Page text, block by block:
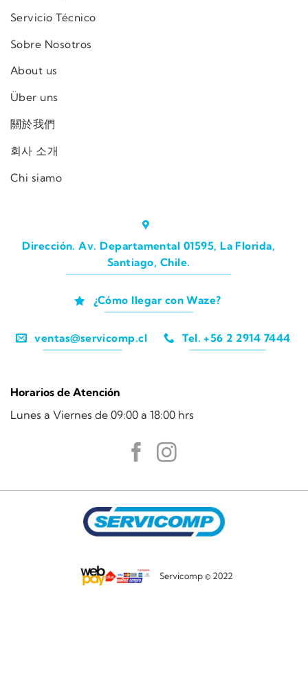
Servicio Técnico
Sobre Nosotros
About us
Über uns
關於我們
회사 소개
Chi siamo
Dirección. Av. Departamental 01595, La Florida,
Santiago, Chile.
¿Cómo llegar con Waze?
ventas@servicomp.cl Tel. +56 2 2914 7444
Horarios de Atención
Lunes a Viernes de 09:00 a 18:00 hrs
Servicomp © 2022